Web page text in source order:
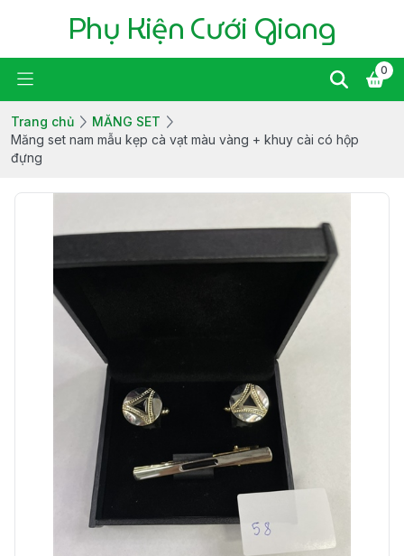
Phụ Kiện Cưới Giang
0
Trang chủ
MĂNG SET
Măng set nam mẫu kẹp cà vạt màu vàng + khuy cài có hộp
đựng